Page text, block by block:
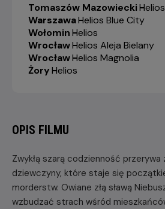
Tomaszów Mazowiecki-
Helios
Warszawa-
Helios Blue City
Wołomin-
Helios
Wrocław-
Helios Aleja Bielany
Wrocław-
Helios Magnolia
Żory-
Helios
OPIS FILMU
Zwykłą szarą codzienność przerywa
dziewczyny, które staje się
morderstw. Owiane złą sławą
wzbudzać strach wśród